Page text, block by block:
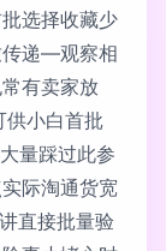
选择收藏少
传递—观察相
有卖家放
供小白首批
量踩过此参
际淘通货宽
直接批量验